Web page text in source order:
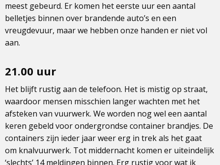
meest gebeurd. Er komen het eerste uur een aantal
belletjes binnen over brandende auto’s en een
vreugdevuur, maar we hebben onze handen er niet vol
aan.
21.00 uur
Het blijft rustig aan de telefoon. Het is mistig op straat,
waardoor mensen misschien langer wachten met het
afsteken van vuurwerk. We worden nog wel een aantal
keren gebeld voor ondergrondse container brandjes. De
containers zijn ieder jaar weer erg in trek als het gaat
om knalvuurwerk. Tot middernacht komen er uiteindelijk
‘slechts’ 14 meldingen binnen. Erg rustig voor wat ik